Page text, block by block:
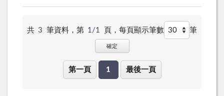
共 3 筆資料，第 1/1 頁， 每頁顯示筆數 筆
確定
第一頁 1 最後一頁